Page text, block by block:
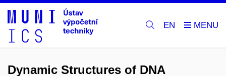
EN
Dynamic Structures of DNA